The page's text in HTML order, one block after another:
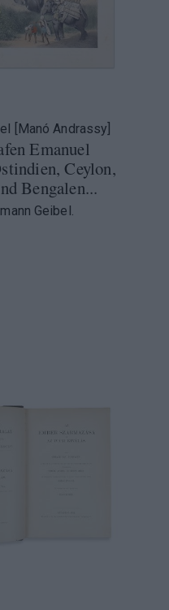
[Manó Andrassy]
Emanuel
Ceylon,
Bengalen...
Geibel.